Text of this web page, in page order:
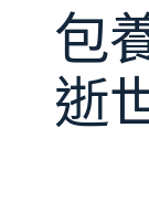
包
逝